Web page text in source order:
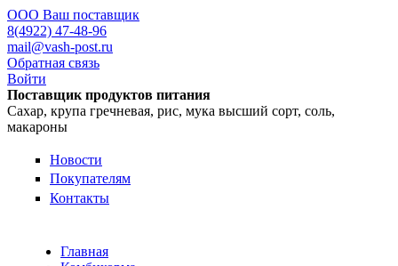
ООО Ваш поставщик
8(4922) 47-48-96
mail@vash-post.ru
Обратная связь
Войти
Поставщик продуктов питания
Сахар, крупа гречневая, рис, мука высший сорт, соль,
макароны
Новости
Покупателям
Контакты
Главная